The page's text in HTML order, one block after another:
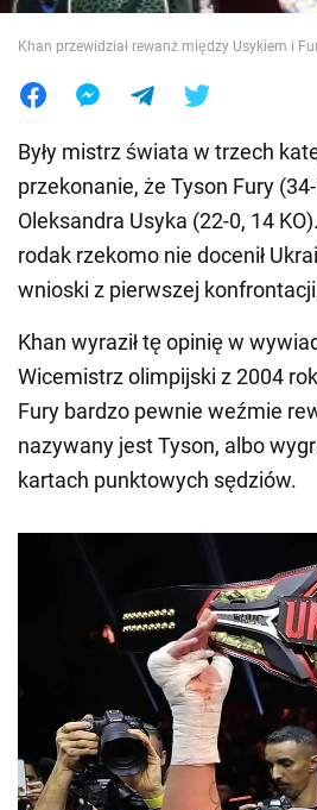
Jedzenie
Khan przewidział rewanż między Usykiem i
Były mistrz świata w trzech
przekonanie, że Tyson Fury
Oleksandra Usyka (22-0, 14
rodak rzekomo nie docenił
wnioski z pierwszej
Khan wyraził tę opinię w
Wicemistrz olimpijski z 2004
Fury bardzo pewnie weźmie
nazywany jest Tyson, albo
kartach punktowych sędziów.